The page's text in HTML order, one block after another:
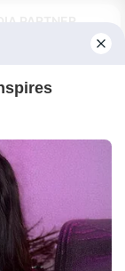
aktual dan
berbaik sangka
yang tepat.